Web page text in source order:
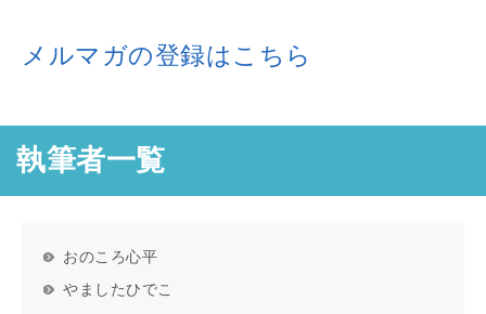
メルマガの登録はこちら
執筆者一覧
おのころ心平
やましたひでこ